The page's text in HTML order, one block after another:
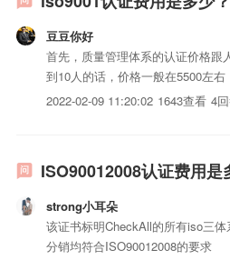
豆豆你好
首先，质量管理体系的认证价格跟
到10人的话，价格一般在5500左
性价比比较高的价格，很多可能会
2022-02-09 11:20:02 1643查看 4
ISO90012008认证费用是
strong小耳朵
该证书标明CheckAll的所有iso三
分销均符合ISO90012008的要求